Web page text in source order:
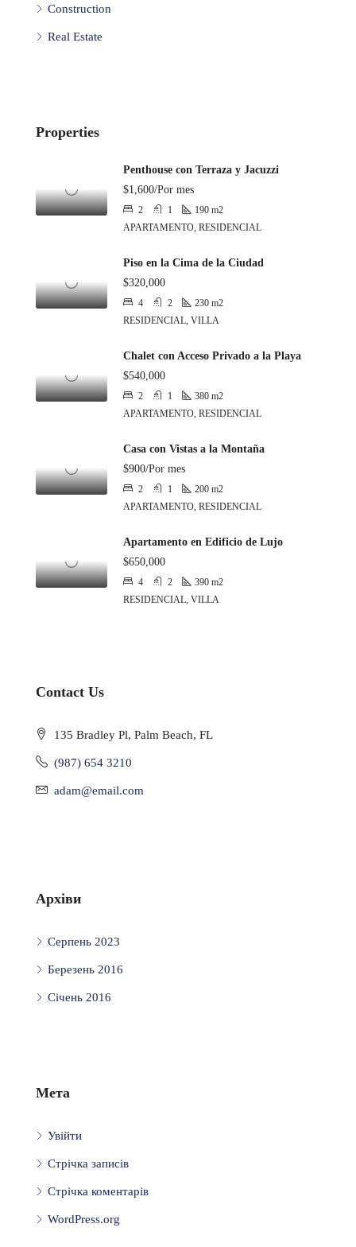
Construction
Real Estate
Properties
Penthouse con Terraza y Jacuzzi
$1,600/Por mes
2 1 190 m2
APARTAMENTO, RESIDENCIAL
Piso en la Cima de la Ciudad
$320,000
4 2 230 m2
RESIDENCIAL, VILLA
Chalet con Acceso Privado a la Playa
$540,000
2 1 380 m2
APARTAMENTO, RESIDENCIAL
Casa con Vistas a la Montaña
$900/Por mes
2 1 200 m2
APARTAMENTO, RESIDENCIAL
Apartamento en Edificio de Lujo
$650,000
4 2 390 m2
RESIDENCIAL, VILLA
Contact Us
135 Bradley Pl, Palm Beach, FL
(987) 654 3210
adam@email.com
Архіви
Серпень 2023
Березень 2016
Січень 2016
Мета
Увійти
Стрічка записів
Стрічка коментарів
WordPress.org